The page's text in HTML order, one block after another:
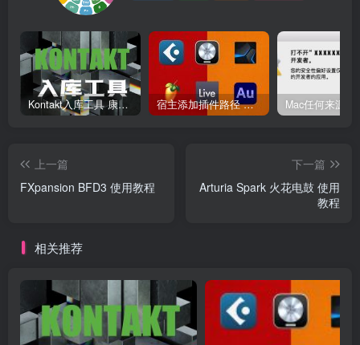
Kontakt入库工具 康泰克入库教程 宿主添加插件路径 插件路径设置 VSTPlugins路径
上一篇
FXpansion BFD3 使用教程
下一篇
Arturia Spark 火花电鼓 使用
教程
相关推荐